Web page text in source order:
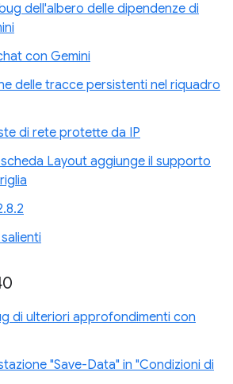
dell'albero delle dipendenze di
con Gemini
delle tracce persistenti nel riquadro
di rete protette da IP
scheda Layout aggiunge il supporto
di ulteriori approfondimenti con
"Save-Data" in "Condizioni di